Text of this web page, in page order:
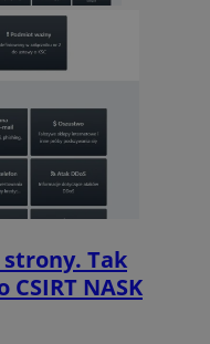
strony. Tak
NASK